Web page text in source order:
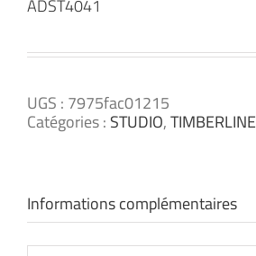
ADST4041
UGS : 7975fac01215
Catégories : STUDIO,TIMBERLINE
Informations complémentaires